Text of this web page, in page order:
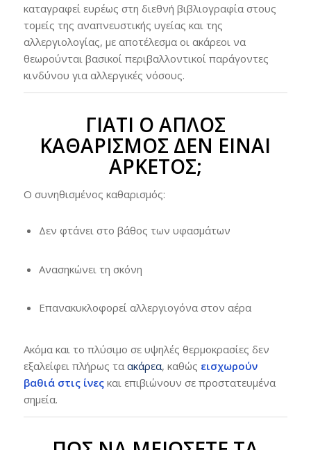
καταγραφεί ευρέως στη διεθνή βιβλιογραφία στους
τομείς της αναπνευστικής υγείας και της
αλλεργιολογίας, με αποτέλεσμα οι ακάρεοι να
θεωρούνται βασικοί περιβαλλοντικοί παράγοντες
κινδύνου για αλλεργικές νόσους.
ΓΙΑΤΊ Ο ΑΠΛΌΣ
ΚΑΘΑΡΙΣΜΌΣ ΔΕΝ ΕΊΝΑΙ
ΑΡΚΕΤΌΣ;
Ο συνηθισμένος καθαρισμός:
Δεν φτάνει στο βάθος των υφασμάτων
Ανασηκώνει τη σκόνη
Επανακυκλοφορεί αλλεργιογόνα στον αέρα
Ακόμα και το πλύσιμο σε υψηλές θερμοκρασίες δεν
εξαλείφει πλήρως τα ακάρεα, καθώς εισχωρούν
βαθιά στις ίνεςκαι επιβιώνουν σε προστατευμένα
σημεία.